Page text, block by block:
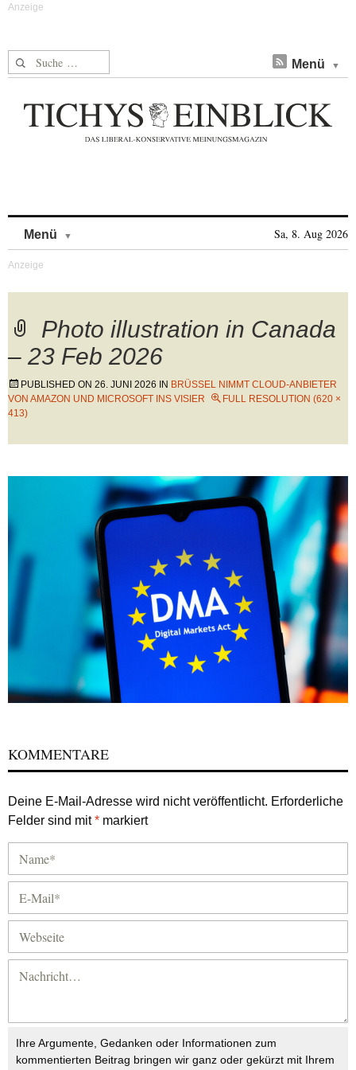
Suche nach: Menü
Menü Sa, 8. Aug 2026
Photo illustration in Canada
– 23 Feb 2026
PUBLISHED ON 26. JUNI 2026 IN BRÜSSEL NIMMT CLOUD-ANBIETER
VON AMAZON UND MICROSOFT INS VISIER
FULL RESOLUTION (620 ×
413)
KOMMENTARE
Deine E-Mail-Adresse wird nicht veröffentlicht. Erforderliche
Felder sind mit* markiert
Ihre Argumente, Gedanken oder Informationen zum
kommentierten Beitrag bringen wir ganz oder gekürzt mit Ihrem